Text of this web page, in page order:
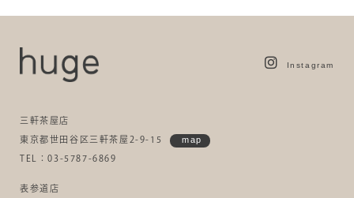
Instagram
三軒茶屋店
東京都世田谷区三軒茶屋2-9-15 map
TEL：03-5787-6869
表参道店